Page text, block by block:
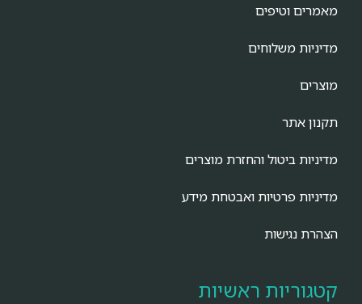
מאמרים וטיפים
מדיניות משלוחים
מוצרים
תקנון אתר
מדיניות ביטול והחזרת מוצרים
מדיניות פרטיות ואבטחת מידע
הצהרת נגישות
קטגוריות ראשיות